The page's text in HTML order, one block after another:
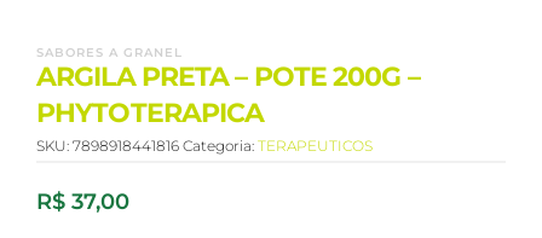
SABORES A GRANEL
ARGILA PRETA – POTE 200G –
PHYTOTERAPICA
SKU: 7898918441816 Categoria: TERAPEUTICOS
R$ 37,00